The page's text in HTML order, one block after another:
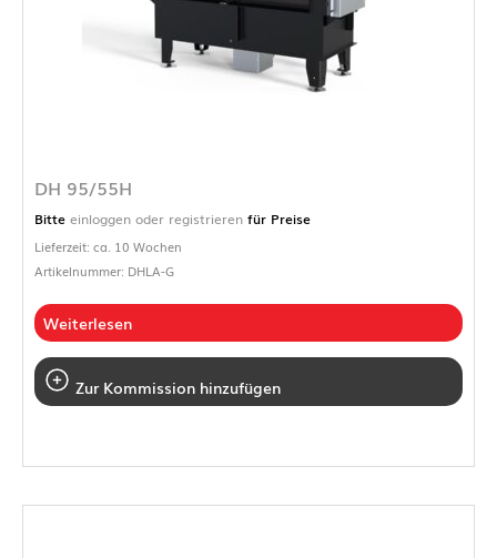
DH 95/55H
Bitte einloggen oder registrieren für Preise
Lieferzeit: ca. 10 Wochen
Artikelnummer: DHLA-G
Weiterlesen
Zur Kommission hinzufügen